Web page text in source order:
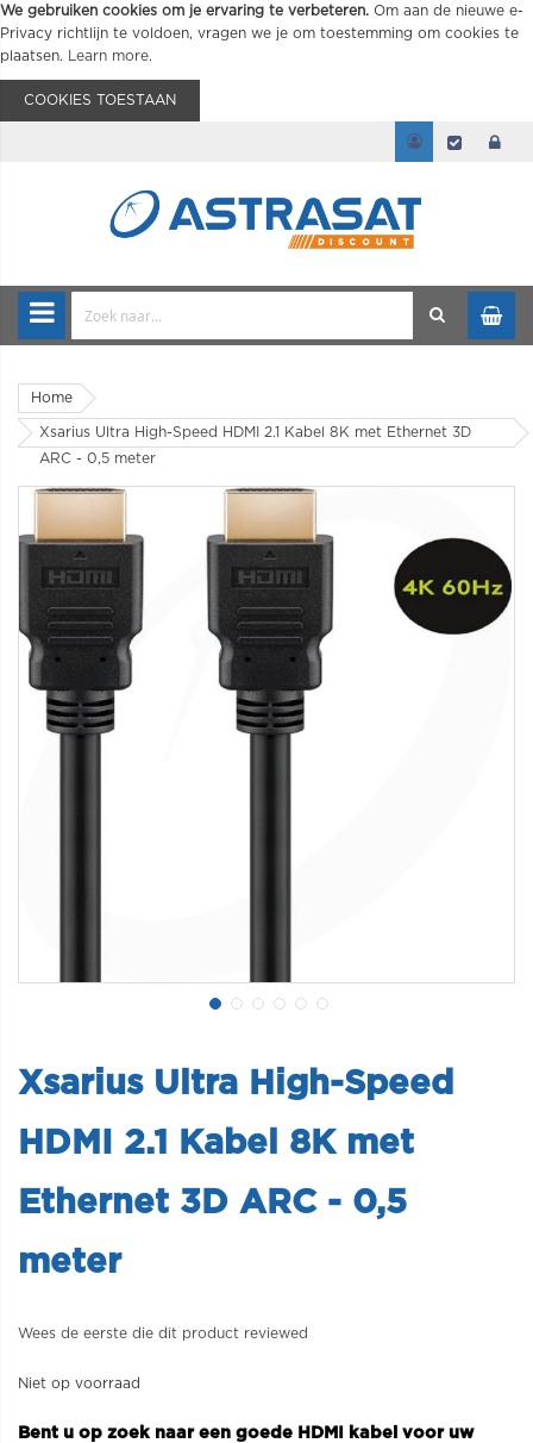
We gebruiken cookies om je ervaring te verbeteren. Om aan de nieuwe e-
Privacy richtlijn te voldoen, vragen we je om toestemming om cookies te
plaatsen.
Learn more.
COOKIES TOESTAAN
Home
Xsarius Ultra High-Speed HDMI 2.1 Kabel 8K met Ethernet 3D
ARC - 0,5 meter
Xsarius Ultra High-Speed
HDMI 2.1 Kabel 8K met
Ethernet 3D ARC - 0,5
meter
Wees de eerste die dit product reviewed
Niet op voorraad
Bent u op zoek naar een goede HDMI kabel voor uw